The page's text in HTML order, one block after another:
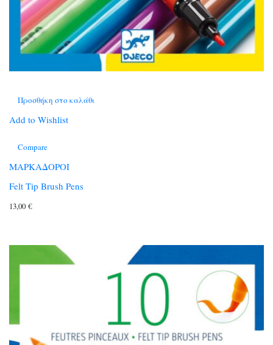
Προσθήκη στο καλάθι
Add to Wishlist
Compare
ΜΑΡΚΑΔΟΡΟΙ
Felt Tip Brush Pens
13,00 €